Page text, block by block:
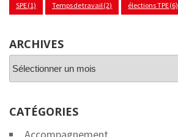
SPE(1) Temps de travail(2) élections TPE(6)
ARCHIVES
Archives
CATÉGORIES